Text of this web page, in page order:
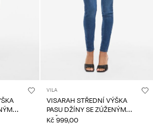
VILA
VISARAH STŘEDNÍ VÝŠKA
PASU DŽÍNY SE ZÚŽENÝM
STŘIHEM
Kč 999,00